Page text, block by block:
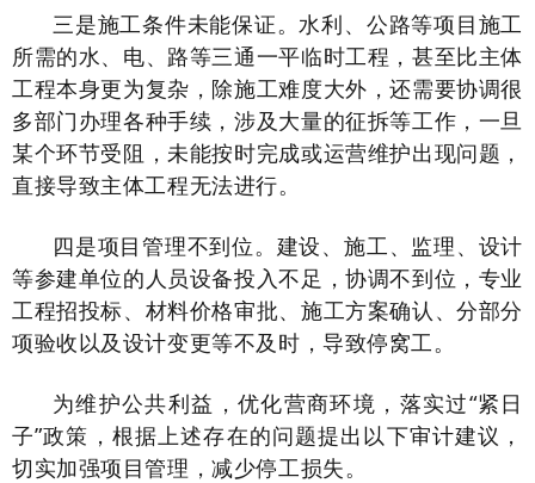
三是施工条件未能保证。水利、公路等项目施工
所需的水、电、路等三通一平临时工程，甚至比主体
工程本身更为复杂，除施工难度大外，还需要协调很
多部门办理各种手续，涉及大量的征拆等工作，一旦
某个环节受阻，未能按时完成或运营维护出现问题，
直接导致主体工程无法进行。
四是项目管理不到位。建设、施工、监理、设计
等参建单位的人员设备投入不足，协调不到位，专业
工程招投标、材料价格审批、施工方案确认、分部分
项验收以及设计变更等不及时，导致停窝工。
为维护公共利益，优化营商环境，落实过“紧日
子”政策，根据上述存在的问题提出以下审计建议，
切实加强项目管理，减少停工损失。